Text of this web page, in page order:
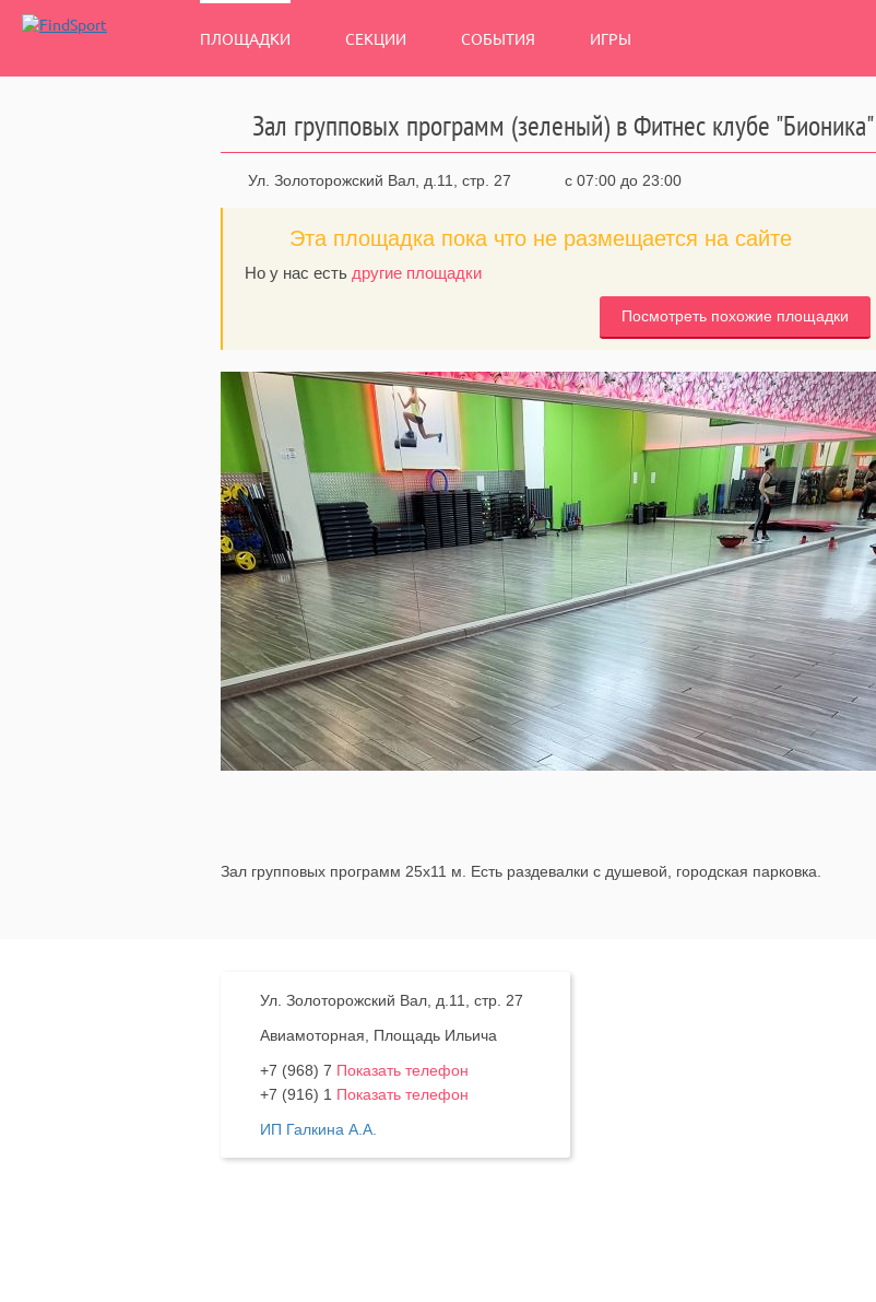
ПЛОЩАДКИ СЕКЦИИ СОБЫТИЯ ИГРЫ
Зал групповых программ (зеленый) в Фитнес клубе "Бионика"
Ул. Золоторожский Вал, д.11, стр. 27 с 07:00 до 23:00
Эта площадка пока что не размещается на сайте
Но у нас есть другие площадки
Посмотреть похожие площадки
Зал групповых программ 25х11 м. Есть раздевалки с душевой, городская парковка.
Ул. Золоторожский Вал, д.11, стр. 27
Авиамоторная, Площадь Ильича
+7 (968) 7 Показать телефон
+7 (916) 1 Показать телефон
ИП Галкина А.А.